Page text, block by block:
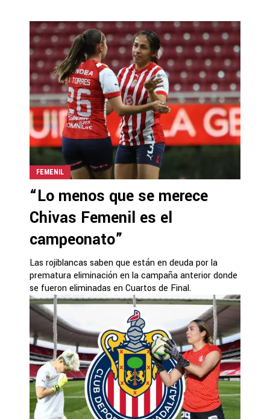
FEMENIL
“Lo menos que se merece
Chivas Femenil es el
campeonato”
Las rojiblancas saben que están en deuda por la
prematura eliminación en la campaña anterior donde
se fueron eliminadas en Cuartos de Final.